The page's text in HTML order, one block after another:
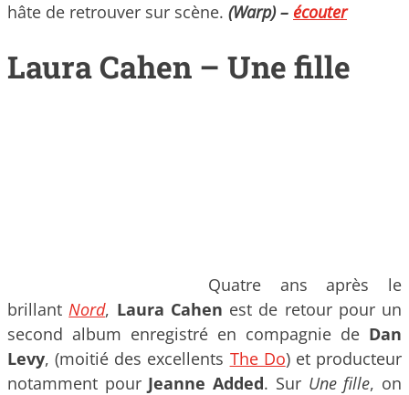
hâte de retrouver sur scène. (Warp) – écouter
Laura Cahen – Une fille
Quatre ans après le
brillant Nord, Laura Cahen est de retour pour un
second album enregistré en compagnie de Dan
Levy, (moitié des excellents The Do) et producteur
notamment pour Jeanne Added. Sur Une fille, on